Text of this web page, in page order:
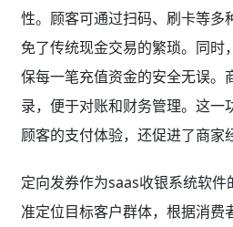
性。顾客可通过扫码、刷卡等多
免了传统现金交易的繁琐。同时
保每一笔充值资金的安全无误。
录，便于对账和财务管理。这一
顾客的支付体验，还促进了商家
定向发券作为saas收银系统软
准定位目标客户群体，根据消费